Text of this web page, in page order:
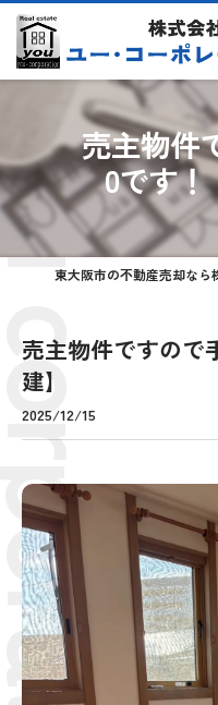
売主物件
0です
売主物件ですので
建】
2025/12/15